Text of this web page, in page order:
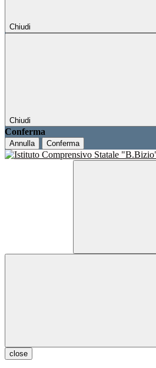
Chiudi
Chiudi
Conferma
Annulla Conferma
close